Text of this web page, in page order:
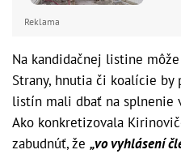
Reklama
Na kandidačnej listine
Strany, hnutia či koalície by
listín mali dbať na splnenie
Ako konkretizovala
zabudnúť, že „vo vyhlásení